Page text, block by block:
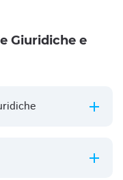
Giuridiche e